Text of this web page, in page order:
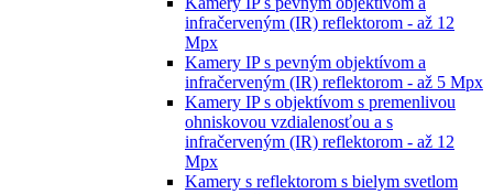
infračerveným (IR) reflektorom - až 12
Mpx
Kamery IP s pevným objektívom a
infračerveným (IR) reflektorom - až 5 Mpx
Kamery IP s objektívom s premenlivou
ohniskovou vzdialenosťou a s
infračerveným (IR) reflektorom - až 12
Mpx
Kamery s reflektorom s bielym svetlom